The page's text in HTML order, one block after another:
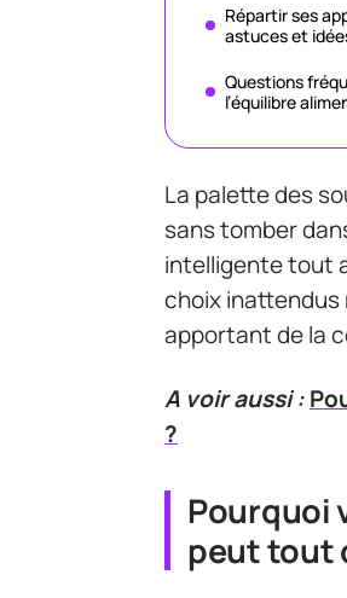
Répartir ses
astuces et
Questions
l’équilibre
La palette des
sans tomber
intelligente tout
choix inattendus
apportant de la
A voir aussi :
?
Pourquoi
peut tout